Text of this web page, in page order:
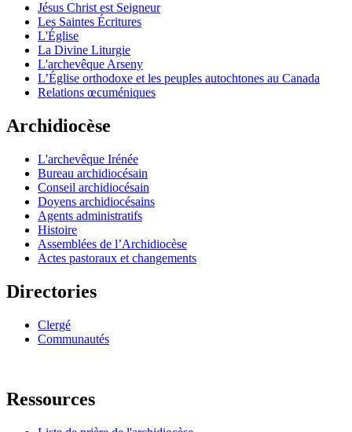
Jésus Christ est Seigneur
Les Saintes Écritures
L'Église
La Divine Liturgie
L'archevêque Arseny
L’Église orthodoxe et les peuples autochtones au Canada
Relations œcuméniques
Archidiocèse
L'archevêque Irénée
Bureau archidiocésain
Conseil archidiocésain
Doyens archidiocésains
Agents administratifs
Histoire
Assemblées de l’Archidiocèse
Actes pastoraux et changements
Directories
Clergé
Communautés
Ressources